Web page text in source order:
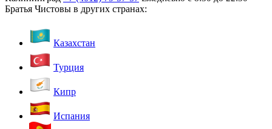
Братья Чистовы в других странах:
Казахстан
Турция
Кипр
Испания